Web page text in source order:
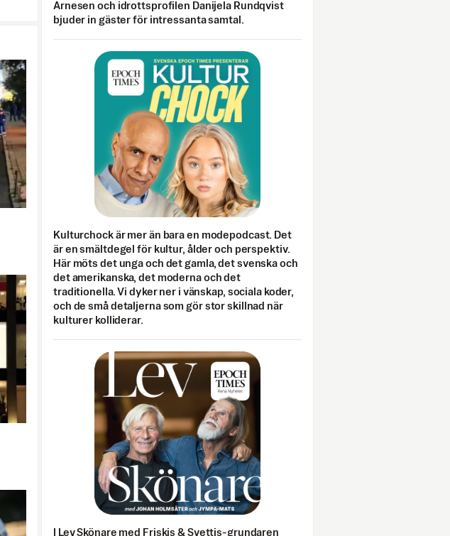
Arnesen och idrottsprofilen Danijela Rundqvist
bjuder in gäster för intressanta samtal.
Kulturchock är mer än bara en modepodcast. Det
är en smältdegel för kultur, ålder och perspektiv.
Här möts det unga och det gamla, det svenska och
det amerikanska, det moderna och det
traditionella. Vi dyker ner i vänskap, sociala koder,
och de små detaljerna som gör stor skillnad när
kulturer kolliderar.
I Lev Skönare med Friskis & Svettis-grundaren